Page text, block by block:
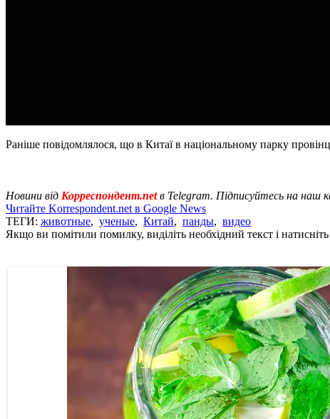
Раніше повідомлялося, що в Китаї в національному парку
Новини від Корреспондент.netв Telegram. Підписуйтесь на наш
Читайте Korrespondent.net в Google News
ТЕГИ: животные, ученые, Китай, панды, видео
Якщо ви помітили помилку, виділіть необхідний текст і